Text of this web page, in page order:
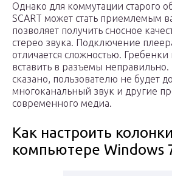
Однако для коммутации старого
SCART может стать приемлемым
позволяет получить сносное
стерео звука. Подключение
отличается сложностью.
вставить в разъемы
сказано, пользователю не будет
многоканальный звук и другие
современного медиа.
Как настроить
компьютере Windows